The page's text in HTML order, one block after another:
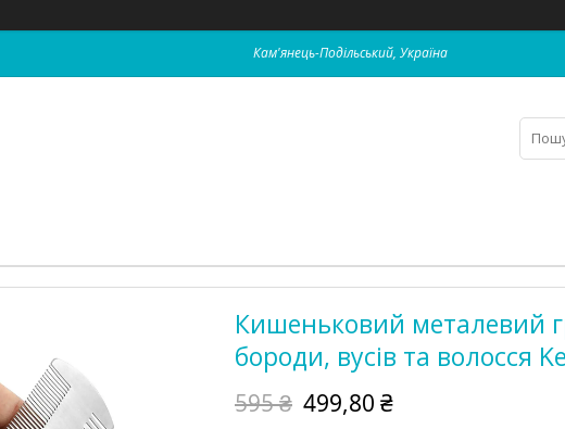
Кам'янець-Подільський, Україна
Кишеньковий металевий
бороди, вусів та волосся
595 ₴ 499,80 ₴